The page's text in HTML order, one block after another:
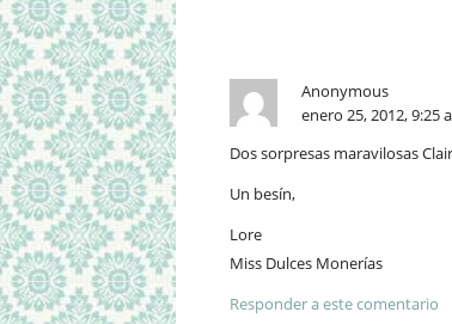
Anonymous
enero 25, 2012, 9:25
Dos sorpresas maravilosas
Un besín,
Lore
Miss Dulces Monerías
Responder a este comentario